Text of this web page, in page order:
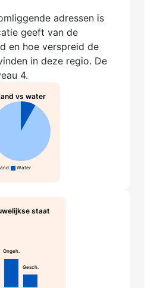
adressen is
geeft van de
en hoe verspreid de
in deze regio. De
4.
vs water
Water
staat
Ongeh.
Gesch.